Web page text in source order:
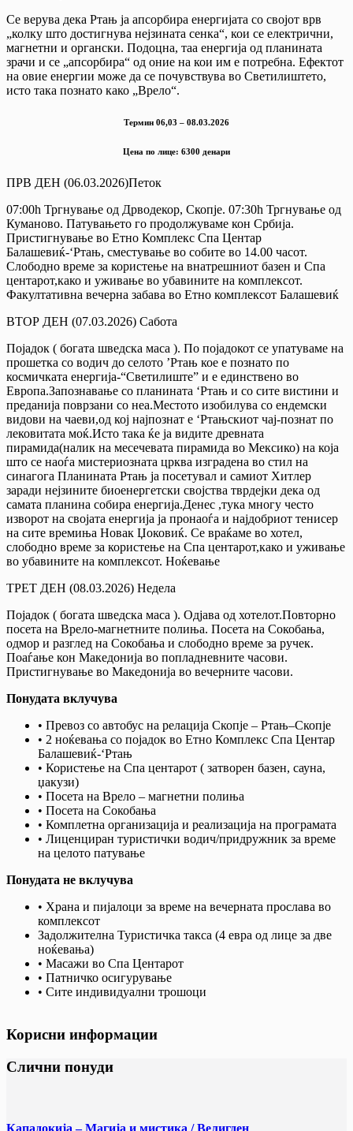
Се верува дека Ртањ ја апсорбира енергијата со својот врв
„колку што достигнува нејзината сенка“, кои се електрични,
магнетни и органски. Подоцна, таа енергија од планината
зрачи и се „апсорбира“ од оние на кои им е потребна. Ефектот
на овие енергии може да се почувствува во Светилиштето,
исто така познато како „Врело“.
Термин 06,03 – 08.03.2026
Цена по лице: 6300 денари
ПРВ ДЕН (06.03.2026)Петок
07:00h Тргнување од Дрводекор, Скопје. 07:30h Тргнување од
Куманово. Патувањето го продолжуваме кон Србија.
Пристигнување во Етно Комплекс Спа Центар
Балашевиќ-‘Ртањ, сместување во собите во 14.00 часот.
Слободно време за користење на внатрешниот базен и Спа
центарот,како и уживање во убавините на комплексот.
Факултативна вечерна забава во Етно комплексот Балашевиќ
ВТОР ДЕН (07.03.2026) Сабота
Појадок ( богата шведска маса ). По појадокот се упатуваме на
прошетка со водич до селото ’Ртањ кое е познато по
космичката енергија-“Светилиште” и е единствено во
Европа.Запознавање со планината ‘Ртањ и со сите вистини и
преданија поврзани со неа.Местото изобилува со ендемски
видови на чаеви,од кој најпознат е ‘Ртањскиот чај-познат по
лековитата моќ.Исто така ќе ја видите древната
пирамида(налик на месечевата пирамида во Мексико) на која
што се наоѓа мистериозната црква изградена во стил на
синагога Планината Ртањ ја посетувал и самиот Хитлер
заради нејзините биоенергетски својства тврдејки дека од
самата планина собира енергија.Денес ,тука многу често
изворот на својата енергија ја пронаоѓа и најдобриот тенисер
на сите времиња Новак Џоковиќ. Се враќаме во хотел,
слободно време за користење на Спа центарот,како и уживање
во убавините на комплексот. Ноќевање
ТРЕТ ДЕН (08.03.2026) Недела
Појадок ( богата шведска маса ). Одјава од хотелот.Повторно
посета на Врело-магнетните полиња. Посета на Сокобања,
одмор и разглед на Сокобања и слободно време за ручек.
Поаѓање кон Македонија во попладневните часови.
Пристигнување во Македонија во вечерните часови.
Понудата вклучува
• Превоз со автобус на релација Скопје – Ртањ–Скопје
• 2 ноќевања со појадок во Етно Комплекс Спа Центар
Балашевиќ-‘Ртањ
• Користење на Спа центарот ( затворен базен, сауна,
џакузи)
• Посета на Врело – магнетни полиња
• Посета на Сокобања
• Комплетна организација и реализација на програмата
• Лиценциран туристички водич/придружник за време
на целото патување
Понудата не вклучува
• Храна и пијалоци за време на вечерната прослава во
комплексот
Задолжителна Туристичка такса (4 евра од лице за две
ноќевања)
• Масажи во Спа Центарот
• Патничко осигурување
• Сите индивидуални трошоци
Корисни информации
Слични понуди